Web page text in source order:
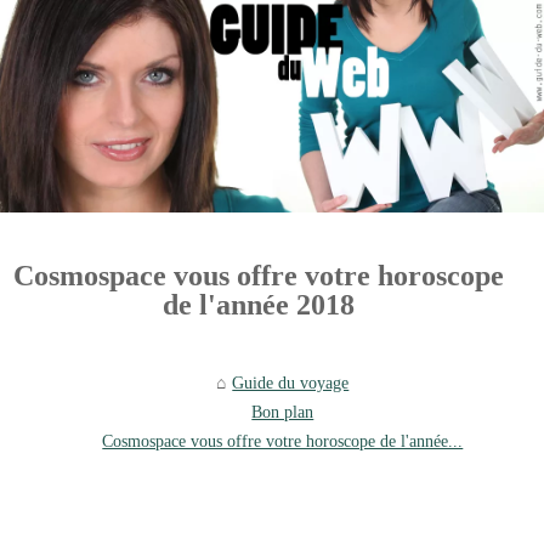
Cosmospace vous offre votre horoscope
de l'année 2018
Guide du voyage
Bon plan
Cosmospace vous offre votre horoscope de l'année...